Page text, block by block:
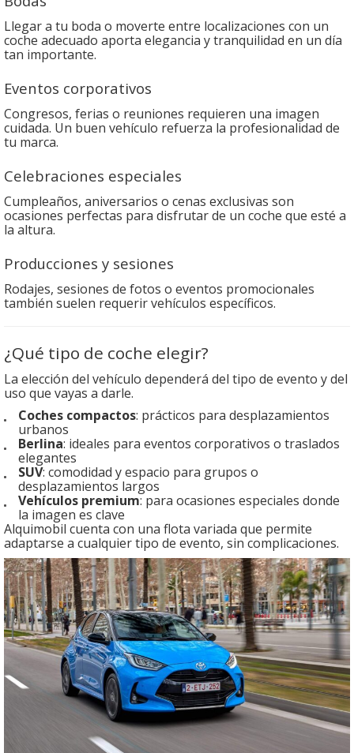
Llegar a tu boda o moverte entre localizaciones con un
coche adecuado aporta elegancia y tranquilidad en un día
tan importante.
Eventos corporativos
Congresos, ferias o reuniones requieren una imagen
cuidada. Un buen vehículo refuerza la profesionalidad de
tu marca.
Celebraciones especiales
Cumpleaños, aniversarios o cenas exclusivas son
ocasiones perfectas para disfrutar de un coche que esté a
la altura.
Producciones y sesiones
Rodajes, sesiones de fotos o eventos promocionales
también suelen requerir vehículos específicos.
¿Qué tipo de coche elegir?
La elección del vehículo dependerá del tipo de evento y del
uso que vayas a darle.
Coches compactos: prácticos para desplazamientos
urbanos
Berlina: ideales para eventos corporativos o traslados
elegantes
SUV: comodidad y espacio para grupos o
desplazamientos largos
Vehículos premium: para ocasiones especiales donde
la imagen es clave
Alquimobil cuenta con una flota variada que permite
adaptarse a cualquier tipo de evento, sin complicaciones.